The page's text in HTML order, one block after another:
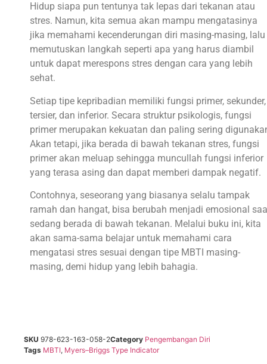
Hidup siapa pun tentunya tak lepas dari tekanan atau
stres. Namun, kita semua akan mampu mengatasinya
jika memahami kecenderungan diri masing-masing, lalu
memutuskan langkah seperti apa yang harus diambil
untuk dapat merespons stres dengan cara yang lebih
sehat.
Setiap tipe kepribadian memiliki fungsi primer, sekunder,
tersier, dan inferior. Secara struktur psikologis, fungsi
primer merupakan kekuatan dan paling sering
Akan tetapi, jika berada di bawah tekanan stres, fungsi
primer akan meluap sehingga muncullah fungsi inferior
yang terasa asing dan dapat memberi dampak negatif.
Contohnya, seseorang yang biasanya selalu tampak
ramah dan hangat, bisa berubah menjadi emosional
sedang berada di bawah tekanan. Melalui buku ini, kita
akan sama-sama belajar untuk memahami cara
mengatasi stres sesuai dengan tipe MBTI masing-
masing, demi hidup yang lebih bahagia.
SKU 978-623-163-058-2Category Pengembangan Diri
Tags MBTI, Myers–Briggs Type Indicator